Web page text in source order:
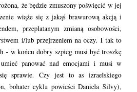
że będzie zmuszony poświęcić w jej
wiąże się z jakąś brawurową akcją i
przeplatanym zmianą osobowości,
i/lub przejrzeniem na oczy. I tak to
- w końcu dobry szpieg musi być troszkę
panować nad emocjami i musi w
sprawie. Czy jest to as izraelskiego
bohater cyklu powieści Daniela Silvy),